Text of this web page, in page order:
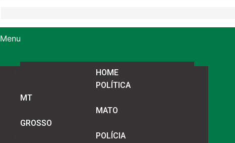
Menu
HOME
POLÍTICA
MT
MATO
GROSSO
POLÍCIA